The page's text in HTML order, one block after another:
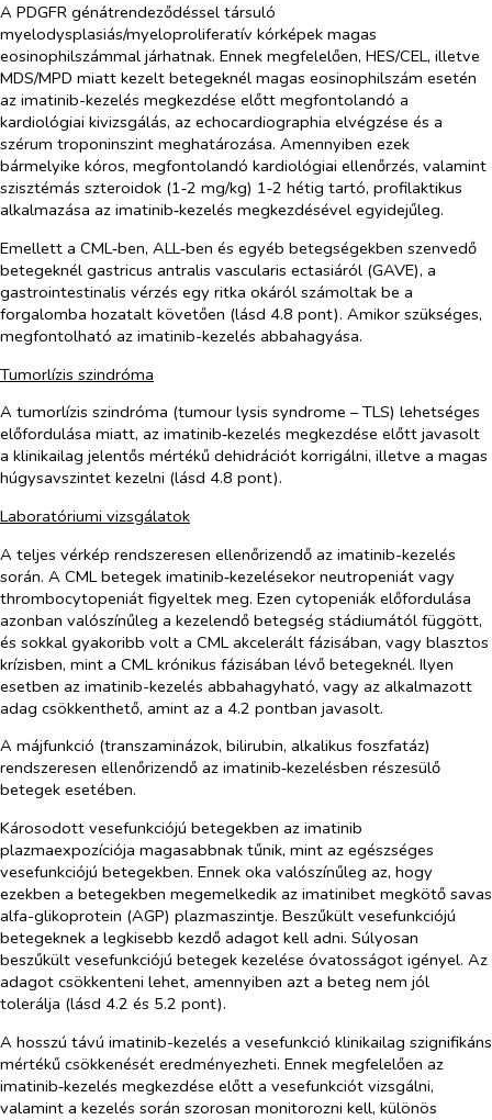
A PDGFR génátrendeződéssel társuló
myelodysplasiás/myeloproliferatív kórképek magas
eosinophilszámmal járhatnak. Ennek megfelelően, HES/CEL, illetve
MDS/MPD miatt kezelt betegeknél magas eosinophilszám esetén
az imatinib-kezelés megkezdése előtt megfontolandó a
kardiológiai kivizsgálás, az echocardiographia elvégzése és a
szérum troponinszint meghatározása. Amennyiben ezek
bármelyike kóros, megfontolandó kardiológiai ellenőrzés, valamint
szisztémás szteroidok (1‑2 mg/kg) 1‑2 hétig tartó, profilaktikus
alkalmazása az imatinib‑kezelés megkezdésével egyidejűleg.
Emellett a CML‑ben, ALL‑ben és egyéb betegségekben szenvedő
betegeknél gastricus antralis vascularis ectasiáról (GAVE), a
gastrointestinalis vérzés egy ritka okáról számoltak be a
forgalomba hozatalt követően (lásd 4.8 pont). Amikor szükséges,
megfontolható az imatinib-kezelés abbahagyása.
Tumorlízis szindróma
A tumorlízis szindróma (tumour lysis syndrome – TLS) lehetséges
előfordulása miatt, az imatinib‑kezelés megkezdése előtt javasolt
a klinikailag jelentős mértékű dehidrációt korrigálni, illetve a magas
húgysavszintet kezelni (lásd 4.8 pont).
Laboratóriumi vizsgálatok
A teljes vérkép rendszeresen ellenőrizendő az imatinib-kezelés
során. A CML betegek imatinib‑kezelésekor neutropeniát vagy
thrombocytopeniát figyeltek meg. Ezen cytopeniák előfordulása
azonban valószínűleg a kezelendő betegség stádiumától függött,
és sokkal gyakoribb volt a CML akcelerált fázisában, vagy blasztos
krízisben, mint a CML krónikus fázisában lévő betegeknél. Ilyen
esetben az imatinib-kezelés abbahagyható, vagy az alkalmazott
adag csökkenthető, amint az a 4.2 pontban javasolt.
A májfunkció (transzaminázok, bilirubin, alkalikus foszfatáz)
rendszeresen ellenőrizendő az imatinib‑kezelésben részesülő
betegek esetében.
Károsodott vesefunkciójú betegekben az imatinib
plazmaexpozíciója magasabbnak tűnik, mint az egészséges
vesefunkciójú betegekben. Ennek oka valószínűleg az, hogy
ezekben a betegekben megemelkedik az imatinibet megkötő savas
alfa-glikoprotein (AGP) plazmaszintje. Beszűkült vesefunkciójú
betegeknek a legkisebb kezdő adagot kell adni. Súlyosan
beszűkült vesefunkciójú betegek kezelése óvatosságot igényel. Az
adagot csökkenteni lehet, amennyiben azt a beteg nem jól
tolerálja (lásd 4.2 és 5.2 pont).
A hosszú távú imatinib-kezelés a vesefunkció klinikailag szignifikáns
mértékű csökkenését eredményezheti. Ennek megfelelően az
imatinib‑kezelés megkezdése előtt a vesefunkciót vizsgálni,
valamint a kezelés során szorosan monitorozni kell, különös